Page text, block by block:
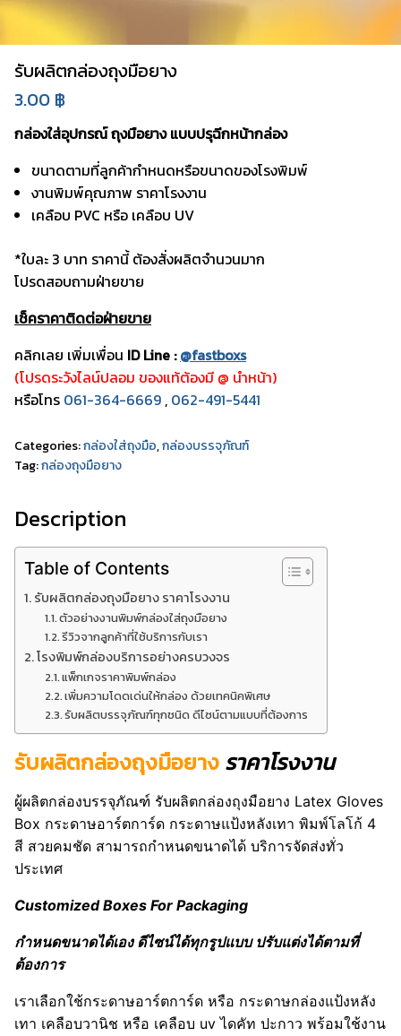
รับผลิตกล่องถุงมือยาง
3.00 ฿
กล่องใส่อุปกรณ์ ถุงมือยาง แบบปรุฉีกหน้ากล่อง
ขนาดตามที่ลูกค้ากำหนดหรือขนาดของโรงพิมพ์
งานพิมพ์คุณภาพ ราคาโรงงาน
เคลือบ PVC หรือ เคลือบ UV
*ใบละ 3 บาท ราคานี้ ต้องสั่งผลิตจำนวนมาก
โปรดสอบถามฝ่ายขาย
เช็คราคาติดต่อฝ่ายขาย
คลิกเลย เพิ่มเพื่อน ID Line :@fastboxs
(โปรดระวังไลน์ปลอม ของแท้ต้องมี @ นำหน้า)
หรือโทร 061-364-6669 , 062-491-5441
Categories:กล่องใส่ถุงมือ,กล่องบรรจุภัณฑ์
Tag:กล่องถุงมือยาง
Description
Table of Contents
รับผลิตกล่องถุงมือยาง ราคาโรงงาน
ตัวอย่างงานพิมพ์กล่องใส่ถุงมือยาง
รีวิวจากลูกค้าที่ใช้บริการกับเรา
โรงพิมพ์กล่องบริการอย่างครบวงจร
แพ็กเกจราคาพิมพ์กล่อง
เพิ่มความโดดเด่นให้กล่อง ด้วยเทคนิคพิเศษ
รับผลิตบรรจุภัณฑ์ทุกชนิด ดีไซน์ตามแบบที่ต้องการ
รับผลิตกล่องถุงมือยาง ราคาโรงงาน
ผู้ผลิตกล่องบรรจุภัณฑ์ รับผลิตกล่องถุงมือยาง Latex Gloves
Box กระดาษอาร์ตการ์ด กระดาษแป้งหลังเทา พิมพ์โลโก้ 4
สี สวยคมชัด สามารถกำหนดขนาดได้ บริการจัดส่งทั่ว
ประเทศ
Customized Boxes For Packaging
กำหนดขนาดได้เอง ดีไซน์ได้ทุกรูปแบบ ปรับแต่งได้ตามที่
ต้องการ
เราเลือกใช้กระดาษอาร์ตการ์ด หรือ กระดาษกล่องแป้งหลัง
เทา เคลือบวานิช หรือ เคลือบ uv ไดคัท ปะกาว พร้อมใช้งาน